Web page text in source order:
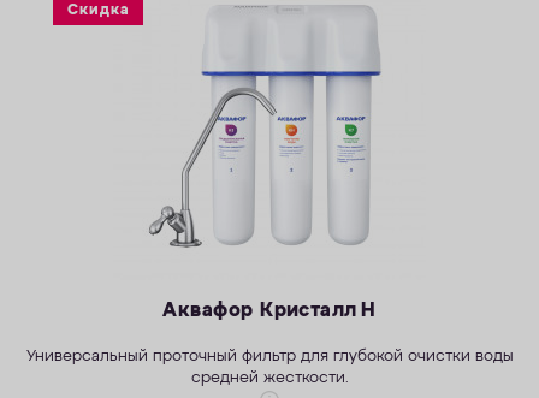
УСЛУГИСкидка
Аквафор Кристалл Н
Универсальный проточный фильтр для глубокой очистки воды
средней жесткости.